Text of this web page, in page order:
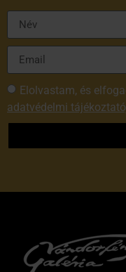
Elolvastam, és
adatvédelmi